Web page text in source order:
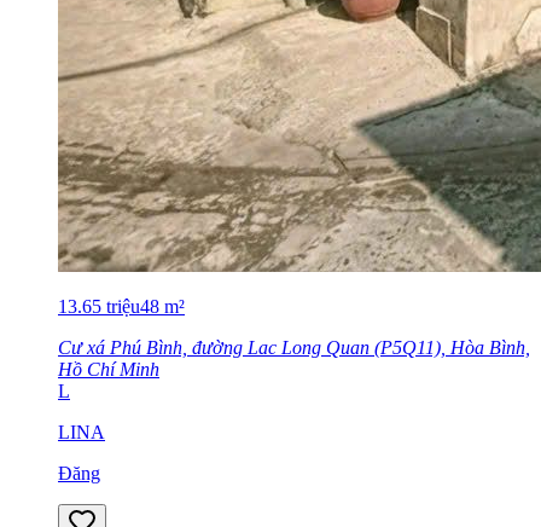
13.65 triệu48 m²
Cư xá Phú Bình, đường Lac Long Quan (P5Q11), Hòa Bình,
Hồ Chí Minh
L
LINA
Đăng